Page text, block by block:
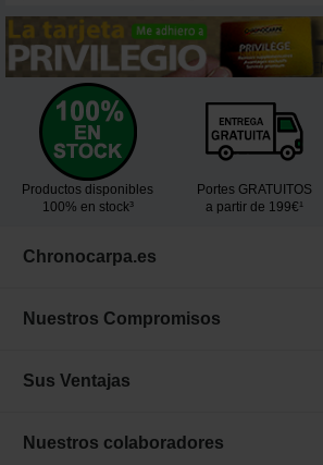
Productos disponibles
100% en stock³
Portes GRATUITOS
a partir de 199€¹
Chronocarpa.es
Nuestros Compromisos
Sus Ventajas
Nuestros colaboradores